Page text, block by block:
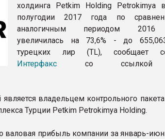
холдинга Petkim Holding Petrokimya
полугодии 2017 года по
аналогичным периодом 2016
увеличилась на 73,6% - до
турецких лир (TL), сообщает
Интерфакс со ссылкой
является владельцем контрольного
Турции Petkim Petrokimya Holding.
валовая прибыль компании за январь-